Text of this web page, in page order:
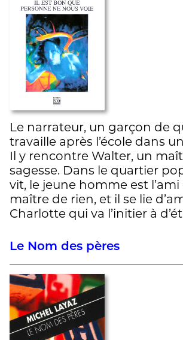
Le narrateur, un garçon de
travaille après l’école dans
Il y rencontre Walter, un
sagesse. Dans le quartier
vit, le jeune homme est l’ami
maître de rien, et il se lie
Charlotte qui va l’initier à
Le Nom des pères